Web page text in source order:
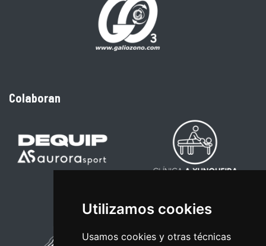
Utilizamos cookies
Usamos cookies y otras técnicas
Colaboran